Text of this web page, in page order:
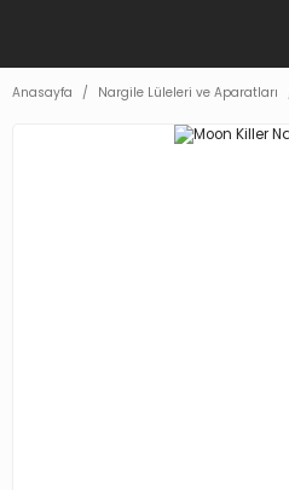
Anasayfa Nargile Lüleleri ve Aparatları